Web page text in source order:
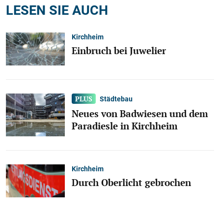
LESEN SIE AUCH
Kirchheim
Einbruch bei Juwelier
Städtebau
Neues von Badwiesen und dem
Paradiesle in Kirchheim
Kirchheim
Durch Oberlicht gebrochen